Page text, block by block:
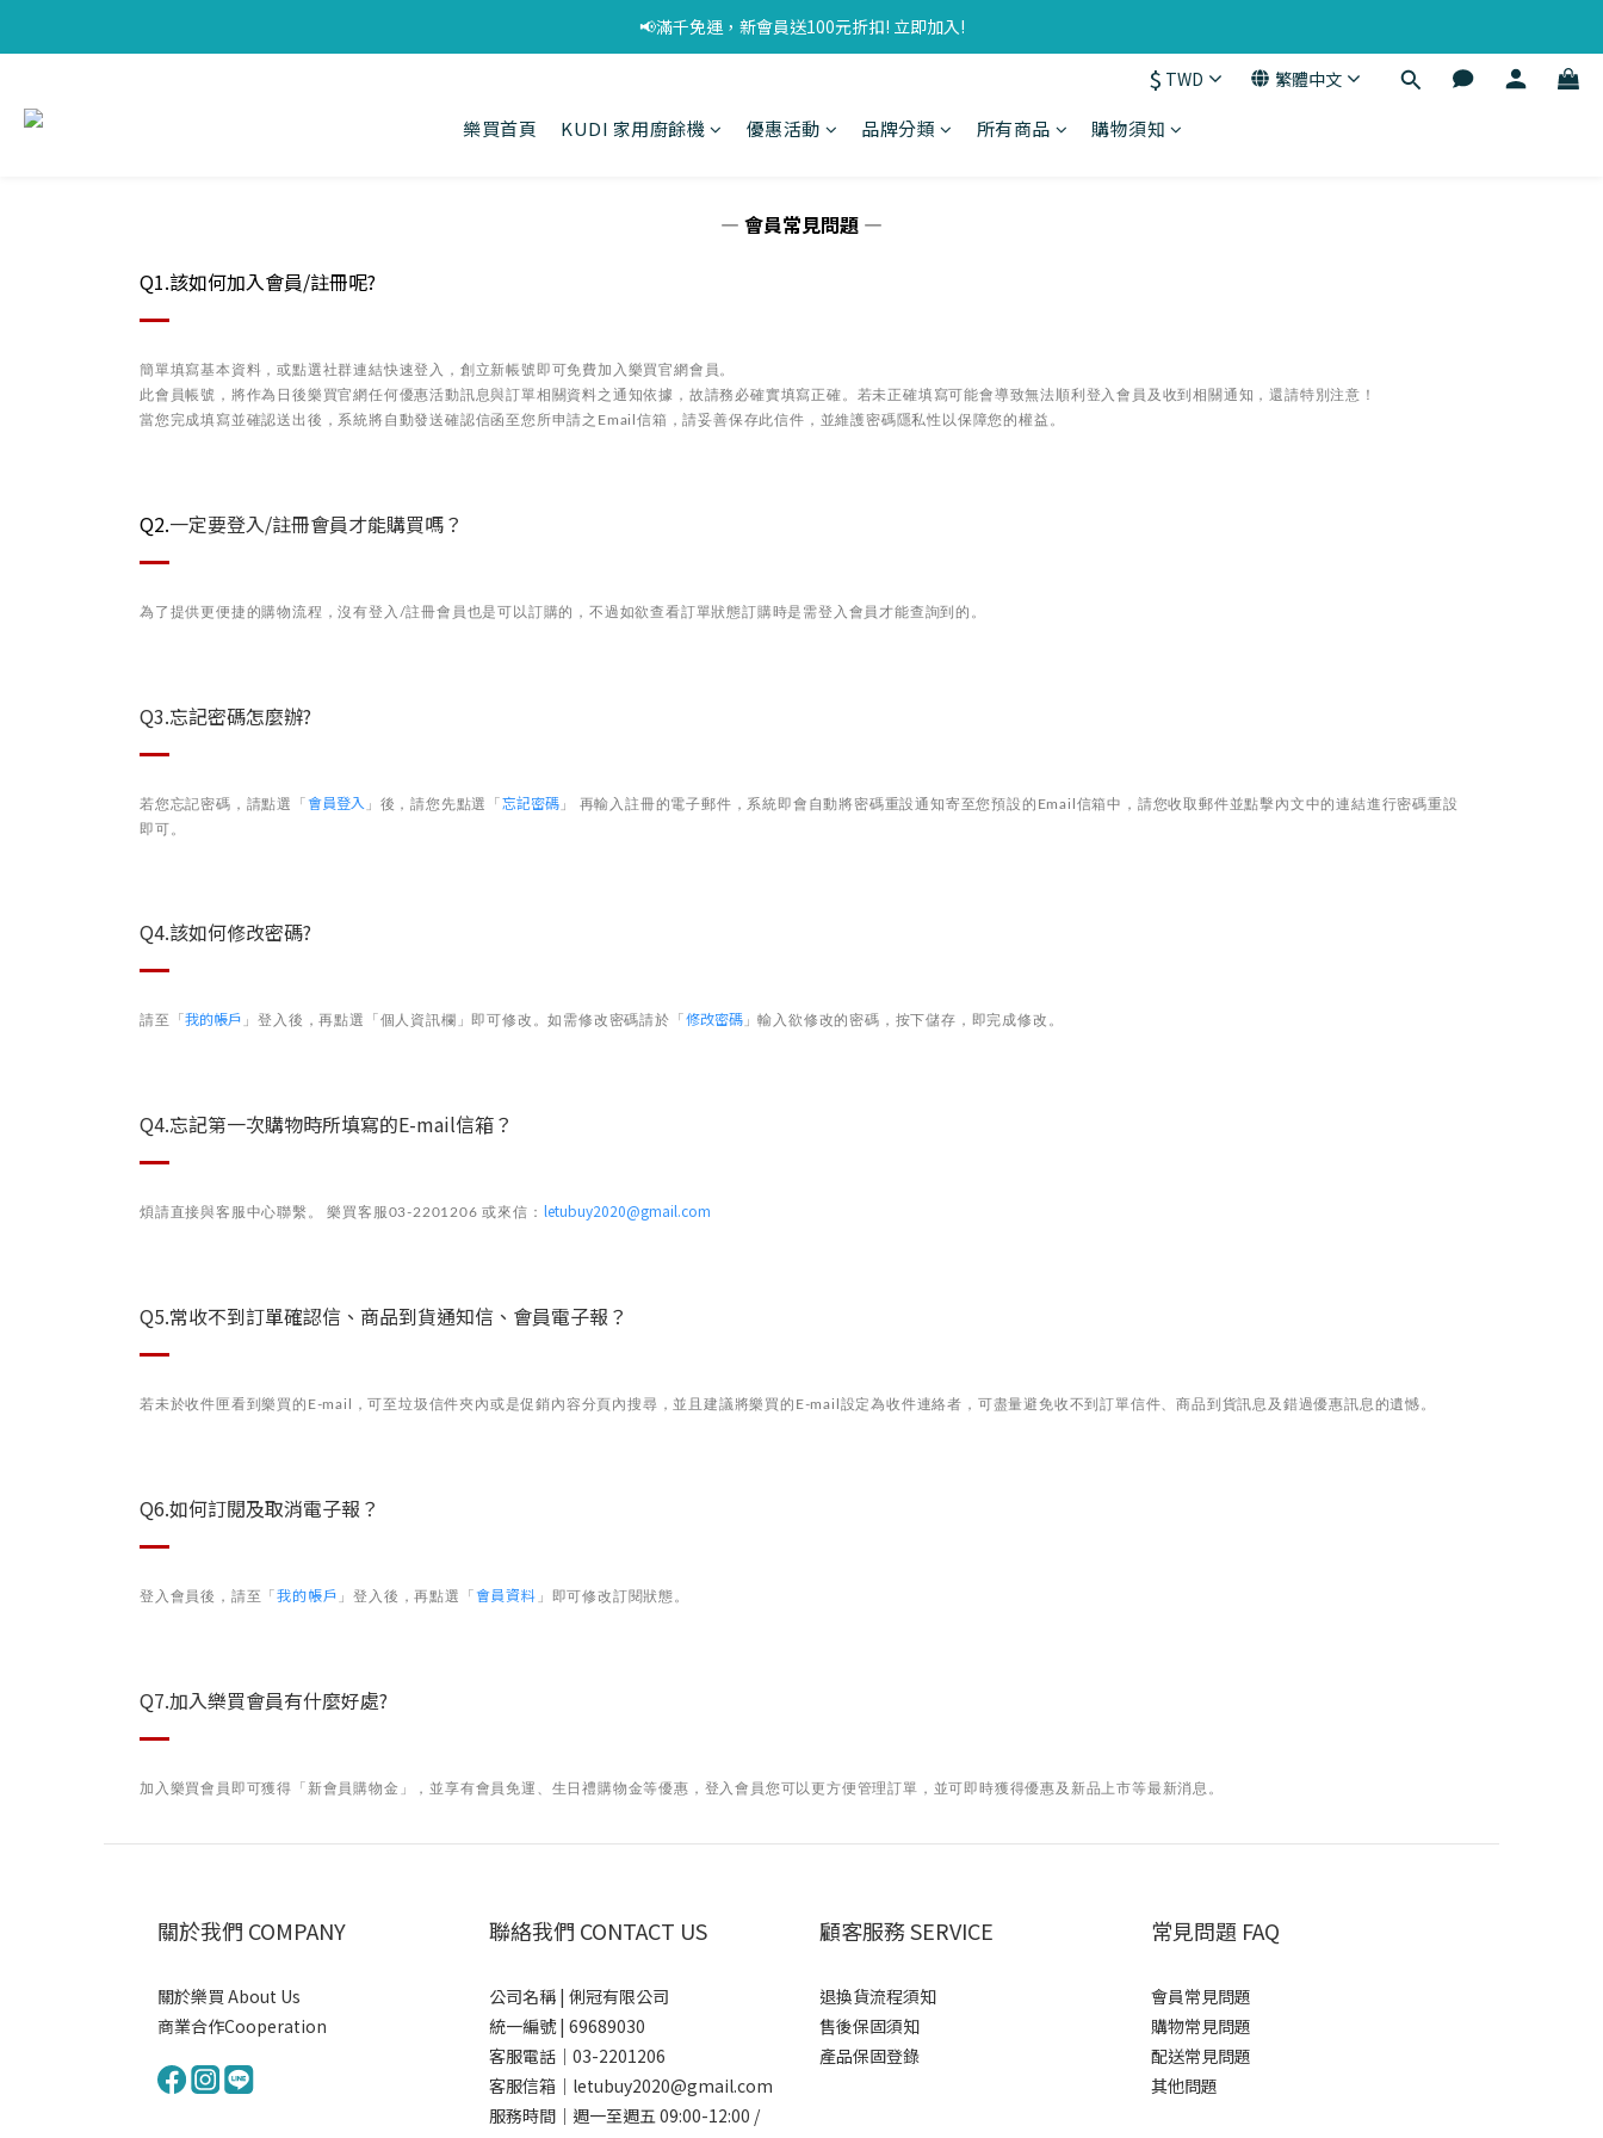
📢滿千免運，新會員送100元折扣! 立即加入!
$ TWD 繁體中文
樂買首頁 KUDI 家用廚餘機 優惠活動 品牌分類 所有商品 購物須知
— 會員常見問題 —
Q1.該如何加入會員/註冊呢?
簡單填寫基本資料，或點選社群連結快速登入，創立新帳號即可免費加入樂買官網會員。
此會員帳號，將作為日後樂買官網任何優惠活動訊息與訂單相關資料之通知依據，故請務必確實填寫正確。若未正確填寫可能會導致無法順利登入會員及收到相關通知，還請特別注意！
當您完成填寫並確認送出後，系統將自動發送確認信函至您所申請之Email信箱，請妥善保存此信件，並維護密碼隱私性以保障您的權益。
Q2.一定要登入/註冊會員才能購買嗎？
為了提供更便捷的購物流程，沒有登入/註冊會員也是可以訂購的，不過如欲查看訂單狀態訂購時是需登入會員才能查詢到的。
Q3.忘記密碼怎麼辦?
若您忘記密碼，請點選「 會員登入 」後，請您先點選「忘記密碼 」 再輸入註冊的電子郵件，系統即會自動將密碼重設通知寄至您預設的Email信箱中，請您收取郵件並點擊內文中的連結進行密碼重設
即可。
Q4.該如何修改密碼?
請至「我的帳戶 」登入後，再點選「個人資訊欄」 即可修改。如需修改密碼請於「 修改密碼」輸入欲修改的密碼，按下儲存，即完成修改。
Q4.忘記第一次購物時所填寫的E-mail信箱？
煩請直接與客服中心聯繫。 樂買客服03-2201206 或來信： letubuy2020@gmail.com
Q5.常收不到訂單確認信、商品到貨通知信、會員電子報？
若未於收件匣看到樂買的E-mail，可至垃圾信件夾內或是促銷內容分頁內搜尋，並且建議將樂買的E-mail設定為收件連絡者，可盡量避免收不到訂單信件、商品到貨訊息及錯過優惠訊息的遺憾。
Q6.如何訂閱及取消電子報？
登入會員後，請至「我的帳戶 」登入後，再點選「 會員資料 」即可修改訂閱狀態。
Q7.加入樂買會員有什麼好處?
加入樂買會員即可獲得 「新會員購物金」，並享有會員免運、生日禮購物金等優惠，登入會員您可以更方便管理訂單，並可即時獲得優惠及 新品上市等最新消息。
關於我們 COMPANY
關於樂買 About Us
商業合作Cooperation
聯絡我們 CONTACT US
公司名稱 | 俐冠有限公司
統一編號 | 69689030
客服電話｜03-2201206
客服信箱｜letubuy2020@gmail.com
服務時間｜週一至週五 09:00-12:00 /
顧客服務 SERVICE
退換貨流程須知
售後保固須知
產品保固登錄
常見問題 FAQ
會員常見問題
購物常見問題
配送常見問題
其他問題